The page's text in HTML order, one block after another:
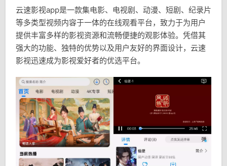
云速影视app是一款集电影、电视剧、动漫、短剧、纪录片
等多类型视频内容于一体的在线观看平台，致力于为用户
提供丰富多样的影视资源和流畅便捷的观影体验。凭借其
强大的功能、独特的优势以及用户友好的界面设计，云速
影视迅速成为影视爱好者的优选平台。